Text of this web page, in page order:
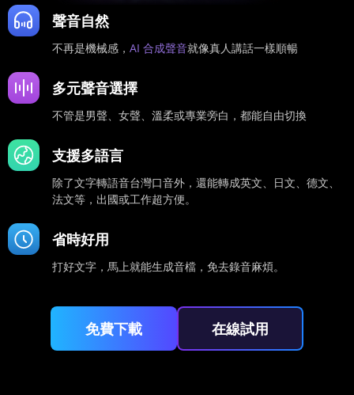
聲音自然
不再是機械感， AI 合成聲音就像真人講話一樣順暢
多元聲音選擇
不管是男聲、女聲、溫柔或專業旁白，都能自由切換
支援多語言
除了文字轉語音台灣口音外，還能轉成英文、日文、德文、
法文等，出國或工作超方便。
省時好用
打好文字，馬上就能生成音檔，免去錄音麻煩。
免費下載 在線試用